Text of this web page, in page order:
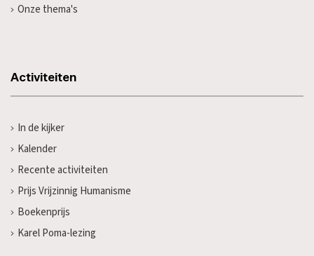
Onze thema's
Activiteiten
In de kijker
Kalender
Recente activiteiten
Prijs Vrijzinnig Humanisme
Boekenprijs
Karel Poma-lezing